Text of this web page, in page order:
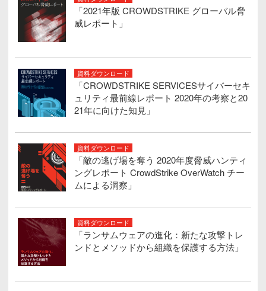
「2021年版 CROWDSTRIKE グローバル脅
威レポート」
資料ダウンロード
「CROWDSTRIKE SERVICESサイバーセキ
ュリティ最前線レポート 2020年の考察と20
21年に向けた知見」
資料ダウンロード
「敵の逃げ場を奪う 2020年度脅威ハンティ
ングレポート CrowdStrike OverWatch チー
ムによる洞察」
資料ダウンロード
「ランサムウェアの進化：新たな攻撃トレ
ンドとメソッドから組織を保護する方法」